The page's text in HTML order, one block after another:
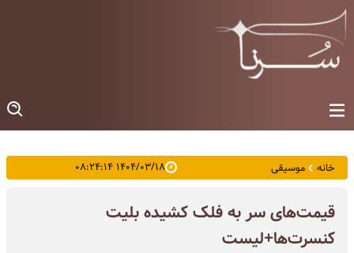
خانه موسیقی ۱۴۰۴/۰۳/۱۸ ۰۸:۲۴:۱۴
قیمت‌های سر به فلک کشیده بلیت
کنسرت‌ها+لیست